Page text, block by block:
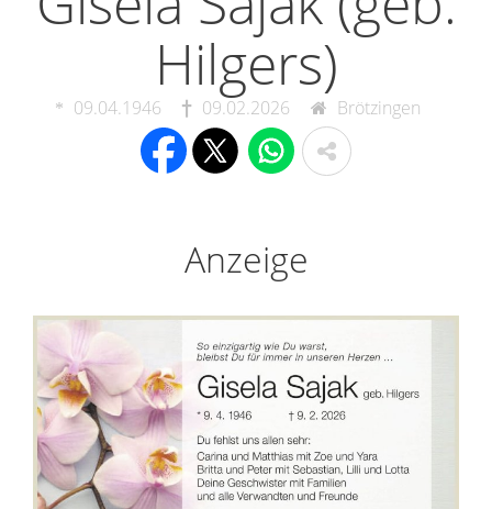
Hilgers)
09.04.1946 09.02.2026 Brötzingen
Anzeige